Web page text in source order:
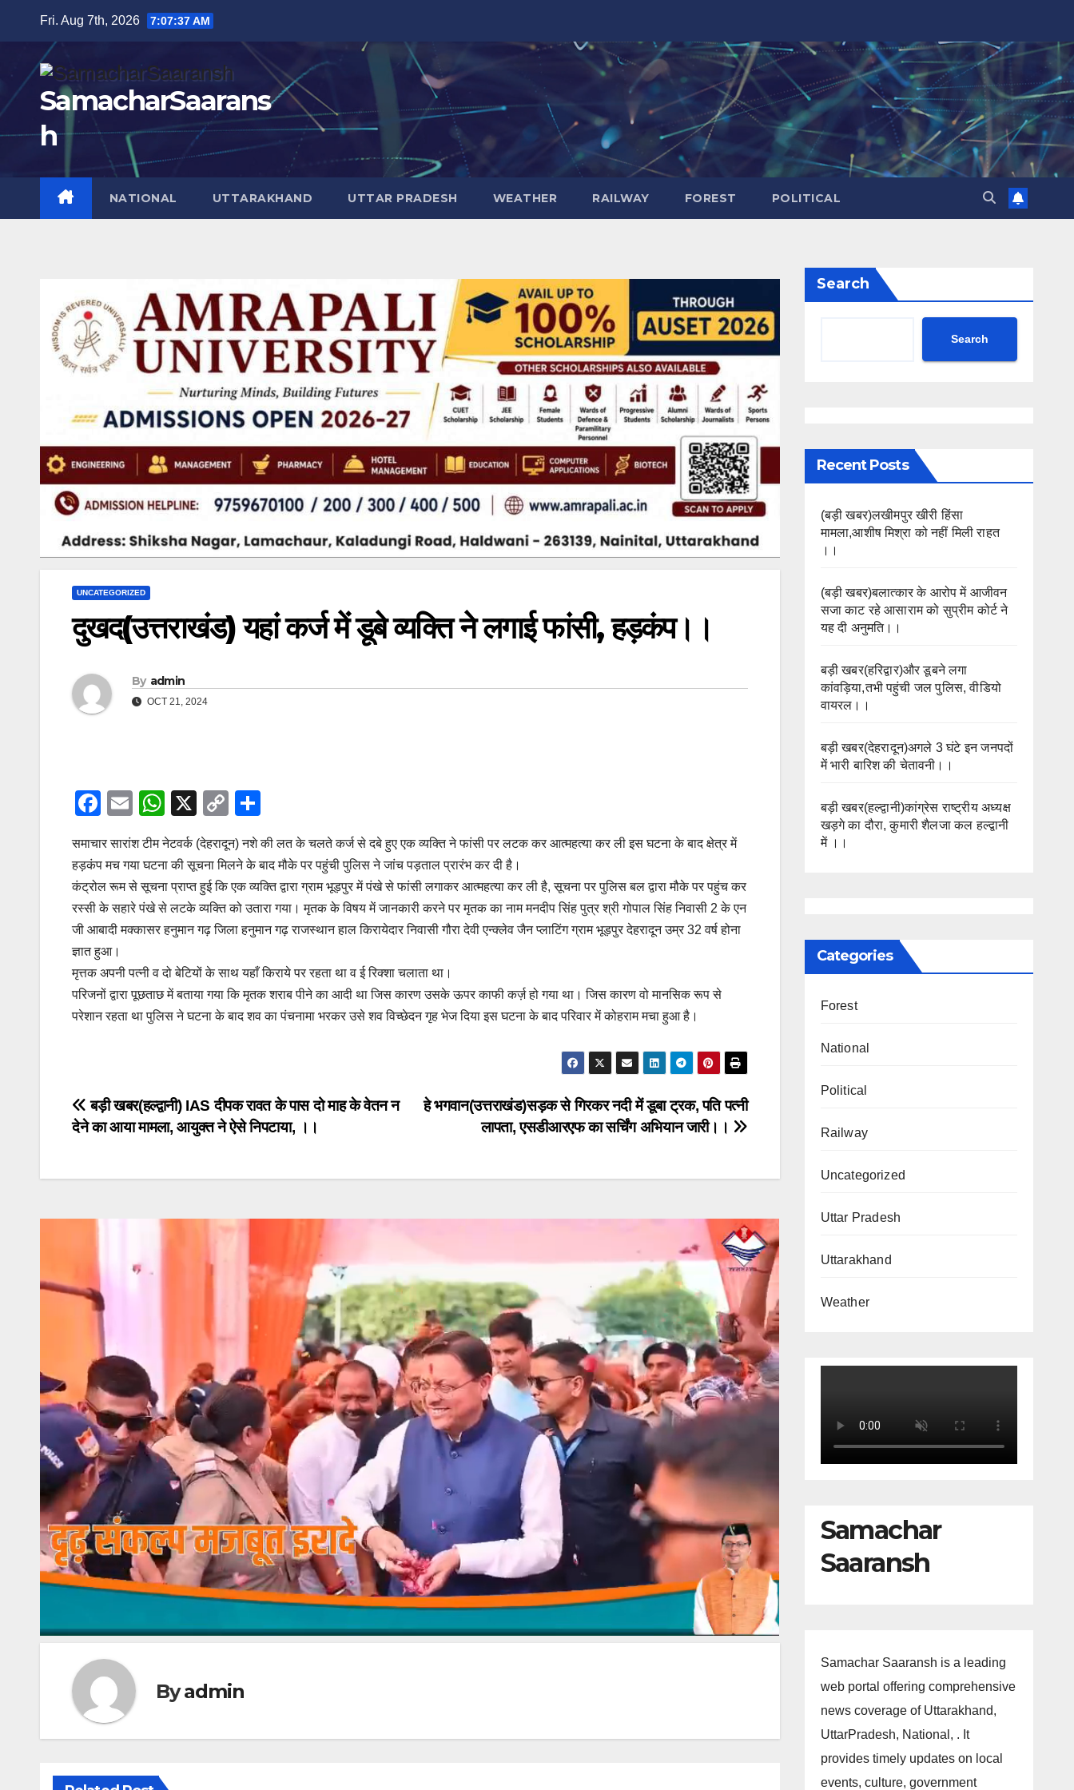
content
Fri. Aug 7th, 2026 7:07:38 AM
SamacharSaarans
h
NATIONAL UTTARAKHAND UTTAR PRADESH WEATHER RAILWAY FOREST POLITICAL
UNCATEGORIZED
दुखद(उत्तराखंड) यहां कर्ज में डूबे व्यक्ति ने लगाई फांसी, हड़कंप।।
By admin
OCT 21, 2024
F
c
e
b
o
o
k
E
ail
W
h
at
s
A
p
X
C
p
y
Li
n
ar
e
समाचार सारांश टीम नेटवर्क (देहरादून) नशे की लत के चलते कर्ज से दबे हुए एक व्यक्ति ने फांसी पर लटक कर आत्महत्या कर ली इस घटना के बाद क्षेत्र में
हड़कंप मच गया घटना की सूचना मिलने के बाद मौके पर पहुंची पुलिस ने जांच पड़ताल प्रारंभ कर दी है।
कंट्रोल रूम से सूचना प्राप्त हुई कि एक व्यक्ति द्वारा ग्राम भूड़पुर में पंखे से फांसी लगाकर आत्महत्या कर ली है, सूचना पर पुलिस बल द्वारा मौके पर पहुंच कर
रस्सी के सहारे पंखे से लटके व्यक्ति को उतारा गया। मृतक के विषय में जानकारी करने पर मृतक का नाम मनदीप सिंह पुत्र श्री गोपाल सिंह निवासी 2 के एन
जी आबादी मक्कासर हनुमान गढ़ जिला हनुमान गढ़ राजस्थान हाल किरायेदार निवासी गौरा देवी एन्क्लेव जैन प्लाटिंग ग्राम भूड़पुर देहरादून उम्र 32 वर्ष होना
ज्ञात हुआ।
मृत्तक अपनी पत्नी व दो बेटियों के साथ यहाँ किराये पर रहता था व ई रिक्शा चलाता था।
परिजनों द्वारा पूछताछ में बताया गया कि मृतक शराब पीने का आदी था जिस कारण उसके ऊपर काफी कर्ज़ हो गया था। जिस कारण वो मानसिक रूप से
परेशान रहता था पुलिस ने घटना के बाद शव का पंचनामा भरकर उसे शव विच्छेदन गृह भेज दिया इस घटना के बाद परिवार में कोहराम मचा हुआ है।
Post
navigation
हे भगवान(उत्तराखंड)सड़क से गिरकर नदी में डूबा ट्रक, पति पत्नी
लापता, एसडीआरएफ का सर्चिंग अभियान जारी।।
बड़ी खबर(हल्द्वानी) IAS दीपक रावत के पास दो माह के वेतन न
देने का आया मामला, आयुक्त ने ऐसे निपटाया, ।।
Byadmin
Search
Search
Recent Posts
(बड़ी खबर)लखीमपुर खीरी हिंसा
मामला,आशीष मिश्रा को नहीं मिली राहत
।।
(बड़ी खबर)बलात्कार के आरोप में आजीवन
सजा काट रहे आसाराम को सुप्रीम कोर्ट ने
यह दी अनुमति।।
बड़ी खबर(हरिद्वार)और डूबने लगा
कांवड़िया,तभी पहुंची जल पुलिस, वीडियो
वायरल।।
बड़ी खबर(देहरादून)अगले 3 घंटे इन जनपदों
में भारी बारिश की चेतावनी।।
बड़ी खबर(हल्द्वानी)कांग्रेस राष्ट्रीय अध्यक्ष
खड़गे का दौरा, कुमारी शैलजा कल हल्द्वानी
में ।।
Categories
Forest
National
Political
Railway
Uncategorized
Uttar Pradesh
Uttarakhand
Weather
Samachar
Saaransh
Samachar Saaransh is a leading
web portal offering comprehensive
news coverage of Uttarakhand,
UttarPradesh, National, . It
provides timely updates on local
events, culture, government